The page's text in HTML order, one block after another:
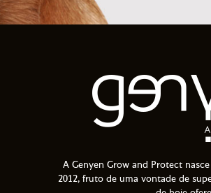
A Genyen Grow and Protect
2012, fruto de uma vontade de